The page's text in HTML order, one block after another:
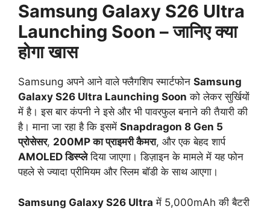
Samsung Galaxy S26 Ultra
Launching Soon – जानिए क्या
होगा खास
Samsung अपने आने वाले फ्लैगशिप स्मार्टफोन Samsung
Galaxy S26 Ultra Launching Soon को लेकर सुर्खियों
में है। इस बार कंपनी ने इसे और भी पावरफुल बनाने की तैयारी की
है। माना जा रहा है कि इसमें Snapdragon 8 Gen 5
प्रोसेसर, 200MP का प्राइमरी कैमरा, और एक बेहद शार्प
AMOLED डिस्प्लेदिया जाएगा। डिज़ाइन के मामले में यह फोन
पहले से ज्यादा प्रीमियम और स्लिम बॉडी के साथ आएगा।
Samsung Galaxy S26 Ultra में 5,000mAh की बैटरी